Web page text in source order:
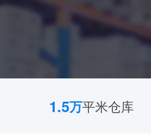
1.5万平米仓库